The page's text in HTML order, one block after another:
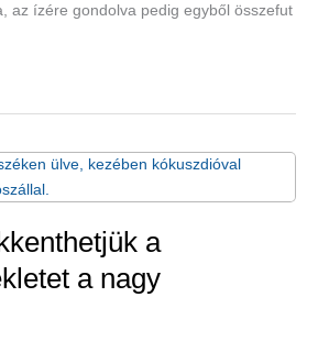
az ízére gondolva pedig egyből összefut
a
a nagy